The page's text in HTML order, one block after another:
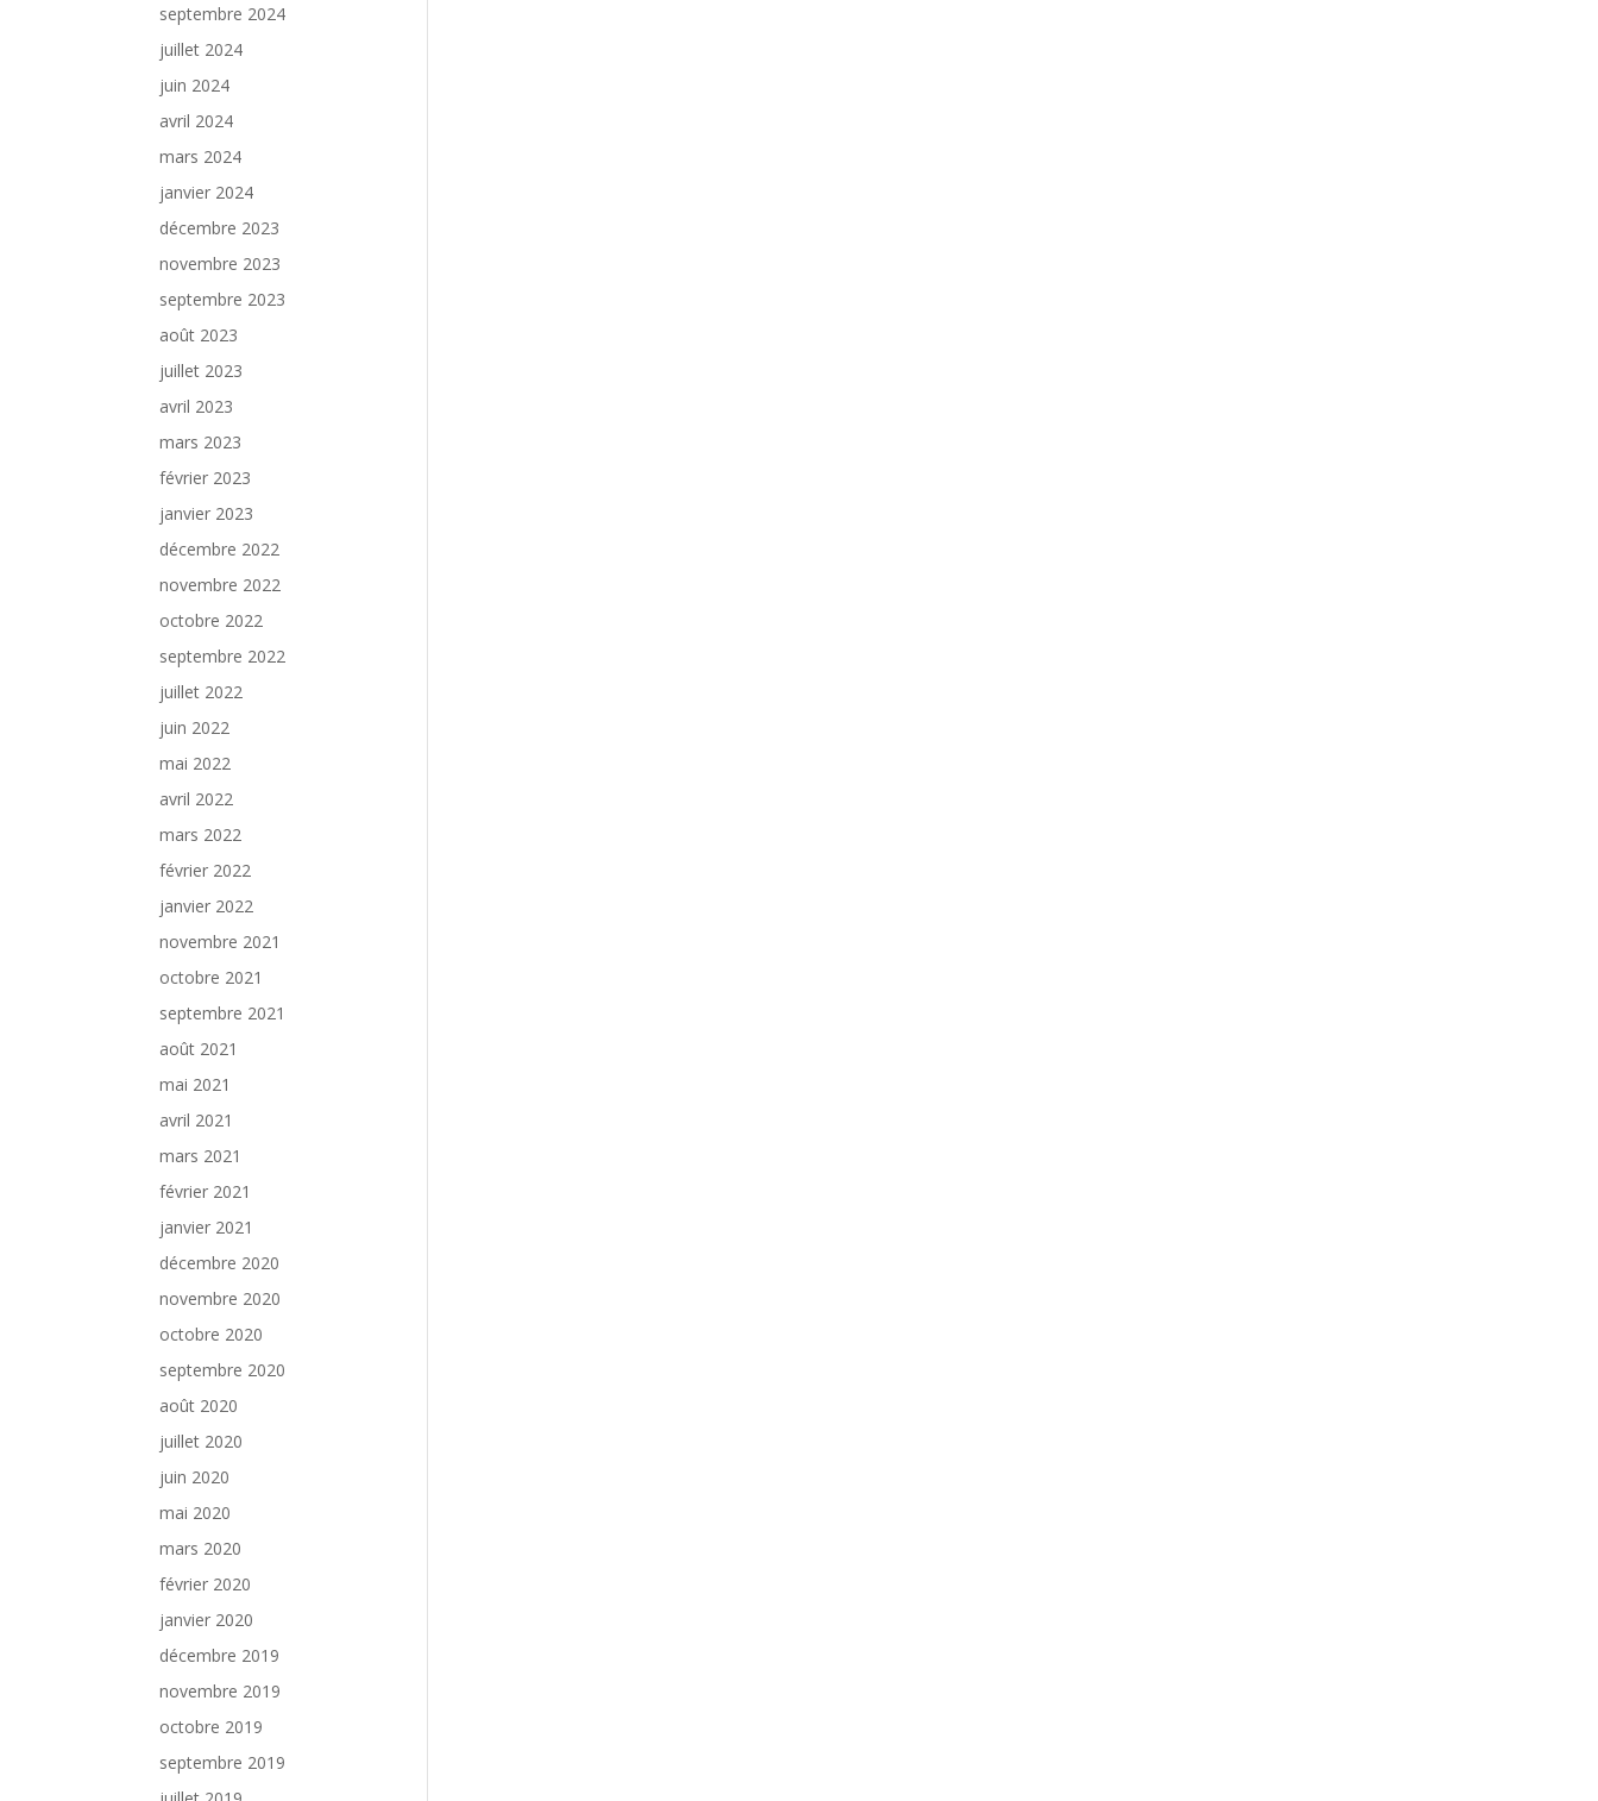
septembre 2024
juillet 2024
juin 2024
avril 2024
mars 2024
janvier 2024
décembre 2023
novembre 2023
septembre 2023
août 2023
juillet 2023
avril 2023
mars 2023
février 2023
janvier 2023
décembre 2022
novembre 2022
octobre 2022
septembre 2022
juillet 2022
juin 2022
mai 2022
avril 2022
mars 2022
février 2022
janvier 2022
novembre 2021
octobre 2021
septembre 2021
août 2021
mai 2021
avril 2021
mars 2021
février 2021
janvier 2021
décembre 2020
novembre 2020
octobre 2020
septembre 2020
août 2020
juillet 2020
juin 2020
mai 2020
mars 2020
février 2020
janvier 2020
décembre 2019
novembre 2019
octobre 2019
septembre 2019